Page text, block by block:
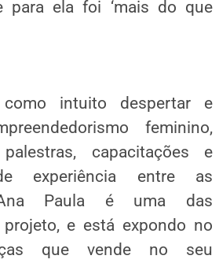
para ela foi ‘mais do que
intuito despertar e
feminino,
palestras, capacitações e
experiência entre as
Ana Paula é uma das
e está expondo no
que vende no seu